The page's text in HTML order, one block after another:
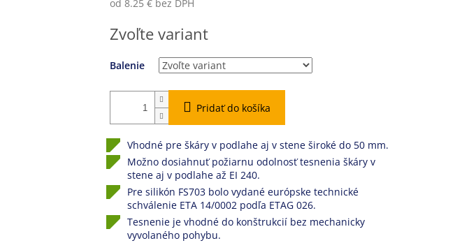
od 8.25 €bez DPH
cena:
Zvoľte variant
Balenie
Pridať do košíka
Vhodné pre škáry v podlahe aj v stene široké do 50 mm.
Možno dosiahnuť požiarnu odolnosť tesnenia škáry v
stene aj v podlahe až EI 240.
Pre silikón FS703 bolo vydané európske technické
schválenie ETA 14/0002 podľa ETAG 026.
Tesnenie je vhodné do konštrukcií bez mechanicky
vyvolaného pohybu.